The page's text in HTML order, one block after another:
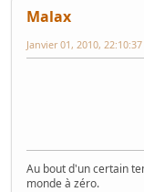
Malax
Janvier 01, 2010, 22:10:37
Au bout d'un certain
monde à zéro.